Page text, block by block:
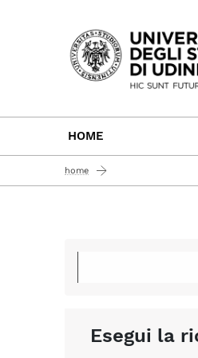
Passa al
HOME
home
Esegui la